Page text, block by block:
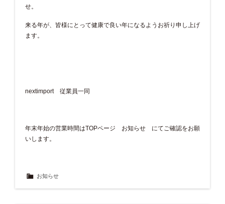
せ。
来る年が、皆様にとって健康で良い年になるようお祈り申し上げ
ます。
nextimport 従業員一同
年末年始の営業時間はTOPページ お知らせ にてご確認をお願
いします。
お知らせ